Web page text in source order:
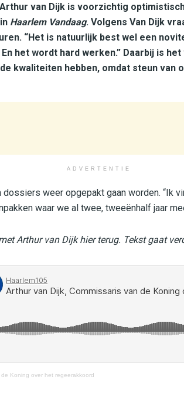
van Dijk is voorzichtig
Haarlem Vandaag. Volgens Van Dijk
“Het is natuurlijk best wel een
het wordt hard werken.” Daarbij is
kwaliteiten hebben, omdat steun van
ADVERTENTIE
weer opgepakt gaan worden. “Ik
waar we al twee, tweeënhalf jaar
Arthur van Dijk hier terug. Tekst gaat
Koning over het regeerakkoord